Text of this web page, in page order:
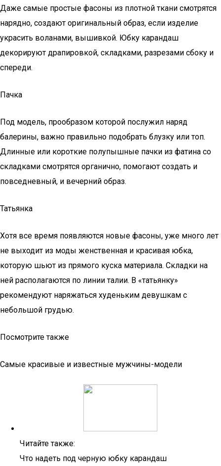
Даже самые простые фасоны из плотной ткани смотрятся
нарядно, создают оригинальный образ, если изделие
украсить воланами, вышивкой. Юбку карандаш
декорируют драпировкой, складками, разрезами сбоку и
спереди.
Пачка
Под модель, прообразом которой послужил наряд
балерины, важно правильно подобрать блузку или топ.
Длинные или короткие полупышные пачки из фатина со
складками смотрятся органично, помогают создать и
повседневный, и вечерний образ.
Татьянка
Хотя все время появляются новые фасоны, уже много лет
не выходит из моды женственная и красивая юбка,
которую шьют из прямого куска материала. Складки на
ней располагаются по линии талии. В «татьянку»
рекомендуют наряжаться худеньким девушкам с
небольшой грудью.
Посмотрите также
Самые красивые и известные мужчины-модели
Читайте также:
Что надеть под черную юбку карандаш